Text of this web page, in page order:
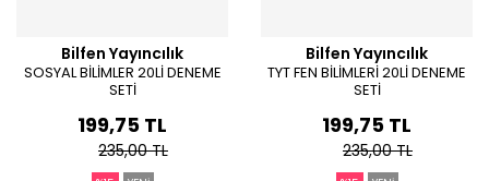
Bilfen Yayıncılık
SOSYAL BİLİMLER 20Lİ DENEME
SETİ
199,75 TL
235,00 TL
Bilfen Yayıncılık
TYT FEN BİLİMLERİ 20Lİ DENEME
SETİ
199,75 TL
235,00 TL